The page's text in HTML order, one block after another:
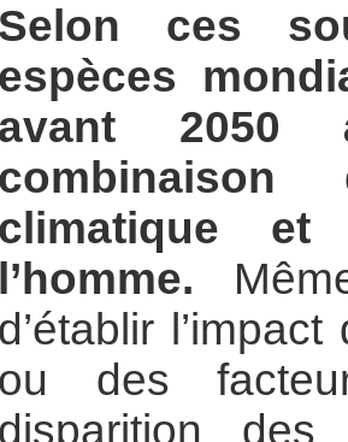
Selon ces
espèces
avant
combinaison
climatique
l’homme.
d’établir
ou des
disparition